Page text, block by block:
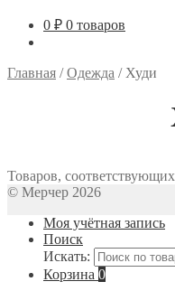
0 ₽ 0 товаров
Главная /Одежда / Худи
Товаров,
© Мерчер 2026
Моя учётная запись
Поиск
Искать:
Корзина 0